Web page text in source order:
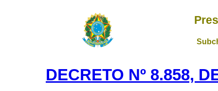
DECRETO Nº 8.858,